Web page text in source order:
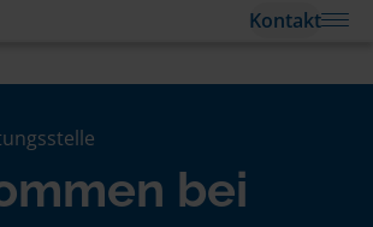
Kontakt
bei